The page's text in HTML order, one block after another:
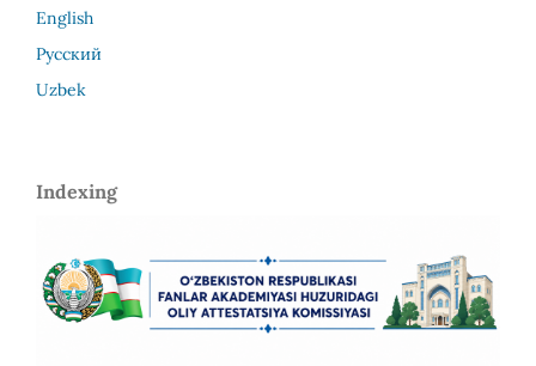
English
Русский
Uzbek
Indexing